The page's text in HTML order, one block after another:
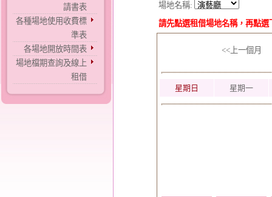
請書表
各種場地使用收費標
準表
各場地開放時間表
場地檔期查詢及線上
租借
場地名稱:
請先點選租借場地名稱，再點
<<上一個月
星期日 星期一